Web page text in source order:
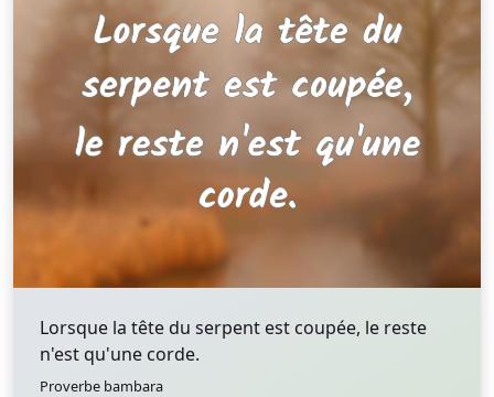
Lorsque la tête du serpent est coupée, le reste
n'est qu'une corde.
Proverbe bambara